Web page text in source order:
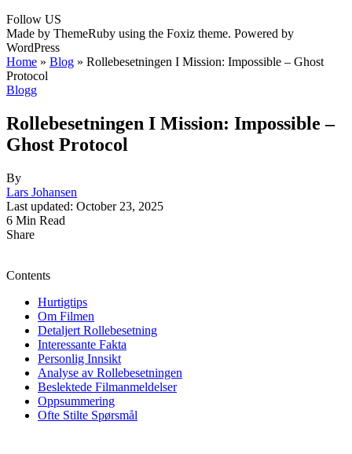
Follow US
Made by ThemeRuby using the Foxiz theme. Powered by
WordPress
Home » Blog » Rollebesetningen I Mission: Impossible – Ghost
Protocol
Blogg
Rollebesetningen I Mission: Impossible –
Ghost Protocol
By
Lars Johansen
Last updated: October 23, 2025
6 Min Read
Share
Contents
Hurtigtips
Om Filmen
Detaljert Rollebesetning
Interessante Fakta
Personlig Innsikt
Analyse av Rollebesetningen
Beslektede Filmanmeldelser
Oppsummering
Ofte Stilte Spørsmål